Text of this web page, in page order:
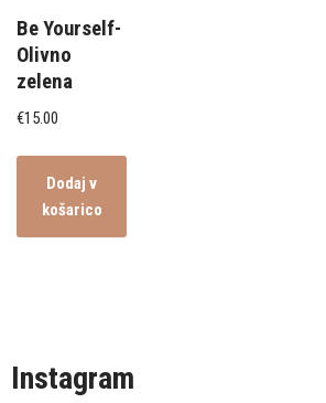
Be Yourself-
Olivno
zelena
€15.00
Dodaj v
košarico
Instagram